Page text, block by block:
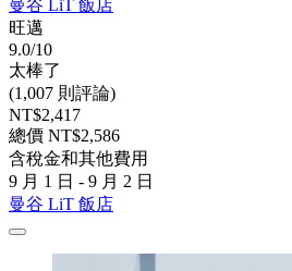
曼谷 LiT 飯店
旺邁
9.0/10
太棒了
(1,007 則評論)
NT$2,417
總價 NT$2,586
含稅金和其他費用
9 月 1 日 - 9 月 2 日
曼谷 LiT 飯店